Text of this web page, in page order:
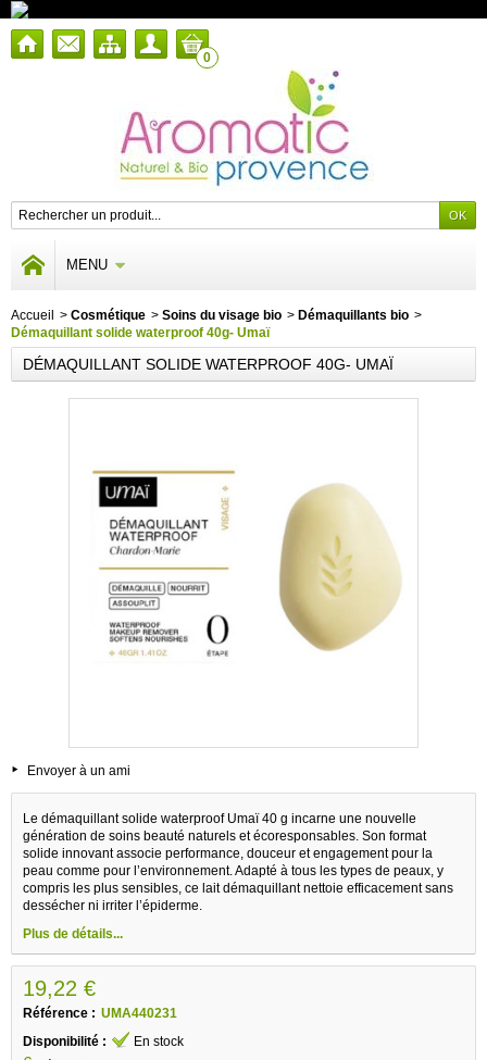
0
MENU
Accueil > Cosmétique > Soins du visage bio > Démaquillants bio >
Démaquillant solide waterproof 40g- Umaï
DÉMAQUILLANT SOLIDE WATERPROOF 40G- UMAÏ
Envoyer à un ami
Le démaquillant solide waterproof Umaï 40 g incarne une nouvelle
génération de soins beauté naturels et écoresponsables. Son format
solide innovant associe performance, douceur et engagement pour la
peau comme pour l’environnement. Adapté à tous les types de peaux, y
compris les plus sensibles, ce lait démaquillant nettoie efficacement sans
dessécher ni irriter l’épiderme.
Plus de détails...
19,22 €
Référence : UMA440231
Disponibilité :
En stock